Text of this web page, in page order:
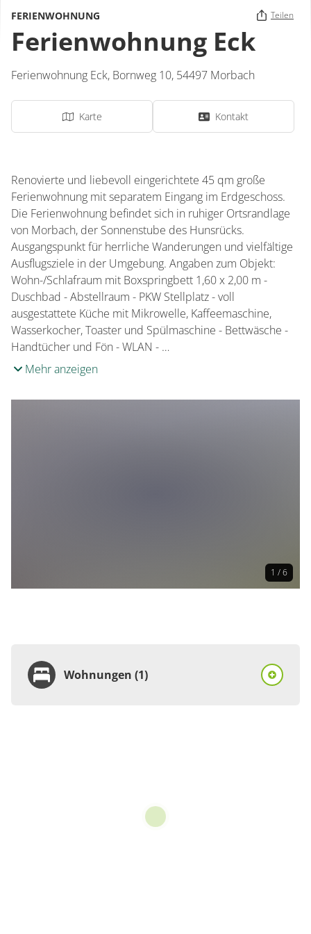
FERIENWOHNUNG Teilen
Ferienwohnung Eck
Ferienwohnung Eck, Bornweg 10, 54497 Morbach
Karte Kontakt
Renovierte und liebevoll eingerichtete 45 qm große
Ferienwohnung mit separatem Eingang im Erdgeschoss.
Die Ferienwohnung befindet sich in ruhiger Ortsrandlage
von Morbach, der Sonnenstube des Hunsrücks.
Ausgangspunkt für herrliche Wanderungen und vielfältige
Ausflugsziele in der Umgebung. Angaben zum Objekt:
Wohn-/Schlafraum mit Boxspringbett 1,60 x 2,00 m -
Duschbad - Abstellraum - PKW Stellplatz - voll
ausgestattete Küche mit Mikrowelle, Kaffeemaschine,
Wasserkocher, Toaster und Spülmaschine - Bettwäsche -
Handtücher und Fön - WLAN - …
Mehr anzeigen
1 / 6
Wohnungen (1)
pro Einheit/Nacht